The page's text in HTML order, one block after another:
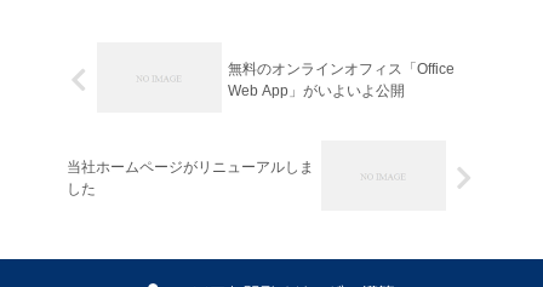
無料のオンラインオフィス「Office
Web App」がいよいよ公開
当社ホームページがリニューアルしま
した